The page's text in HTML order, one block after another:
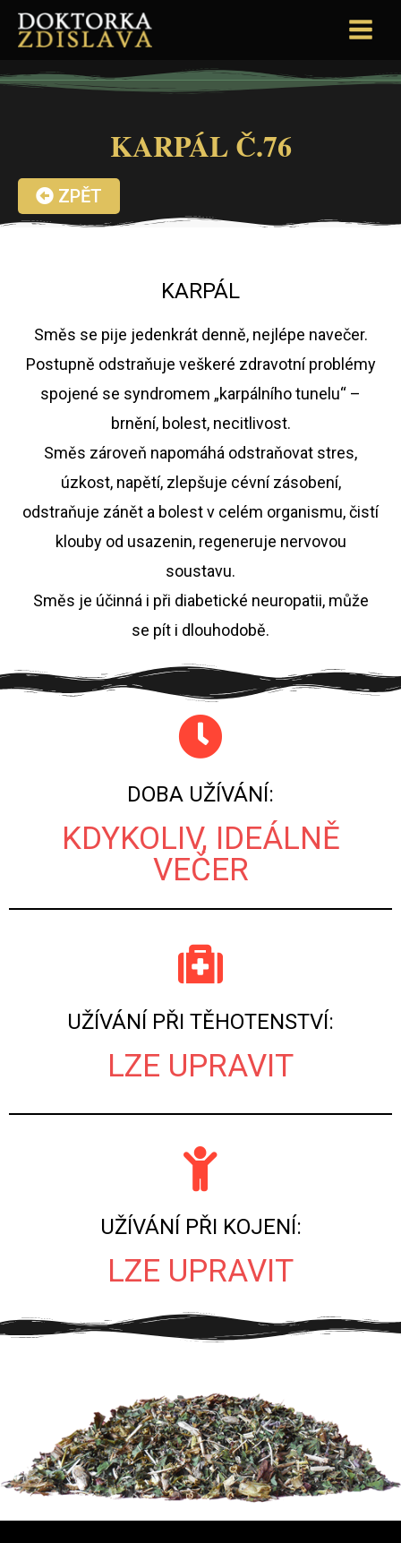
KARPÁL Č.76
ZPĚT
KARPÁL
Směs se pije jedenkrát denně, nejlépe navečer.
Postupně odstraňuje veškeré zdravotní problémy
spojené se syndromem „karpálního tunelu“ –
brnění, bolest, necitlivost.
Směs zároveň napomáhá odstraňovat stres,
úzkost, napětí, zlepšuje cévní zásobení,
odstraňuje zánět a bolest v celém organismu, čistí
klouby od usazenin, regeneruje nervovou
soustavu.
Směs je účinná i při diabetické neuropatii, může
se pít i dlouhodobě.
DOBA UŽÍVÁNÍ:
KDYKOLIV, IDEÁLNĚ
VEČER
UŽÍVÁNÍ PŘI TĚHOTENSTVÍ:
LZE UPRAVIT
UŽÍVÁNÍ PŘI KOJENÍ:
LZE UPRAVIT